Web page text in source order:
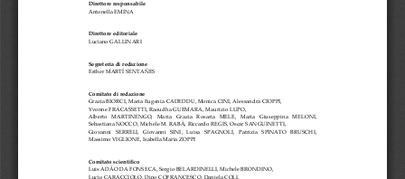
Direttore responsabile
Antonella EMINA
Direttore editoriale
Luciano GALLINARI
Segreteria di redazione
Esther MARTÍ SENTAÑES
Comitato di redazione
Grazia BIORCI, Maria Eugenia CADEDDU, Monica CINI, Alessandra CIOPPI,
Yvonne FRACASSETTI, Raoudha GUEMARA, Maurizio LUPO,
Alberto
MARTINENGO, Maria Grazia Rosaria MELE, Maria Giuseppina
MELONI,
Sebastiana NOCCO, Michele M. RABÀ, Riccardo REGIS, Oscar SANGUINETTI,
Giovanni
SERRELI, Giovanni SINI, Luisa SPAGNOLI, Patrizia SPINATO
BRUSCHI,
Massimo VIGLIONE, Isabella Maria ZOPPI
Comitato scientifico
Luis ADÃO DA FONSECA, Sergio BELARDINELLI, Michele BRONDINO,
Lucio CARACCIOLO, Dino COFRANCESCO, Daniela COLI,